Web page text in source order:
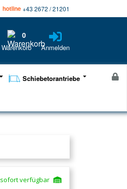
hotline+43 2672 / 21201
0
Warenkorb Anmelden
Schiebetorantriebe
sofort verfügbar